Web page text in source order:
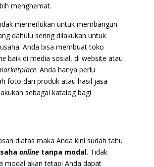
menghemat.
memerlukan untuk membangun
dahulu sering dilakukan untuk
Anda bisa membuat toko
baik di media sosial, di website atau
. Anda hanya perlu
foto dari produk atau hasil jasa
sebagai katalog bagi
diatas maka Anda kini sudah tahu
onlinetanpa modal. Tidak
modal akan tetapi Anda dapat